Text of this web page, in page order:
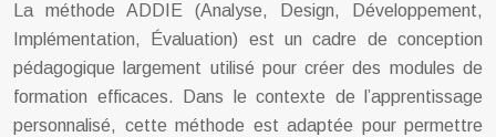
La méthode ADDIE (Analyse, Design, Développement,
Implémentation, Évaluation) est un cadre de conception
pédagogique largement utilisé pour créer des modules de
formation efficaces. Dans le contexte de l’apprentissage
personnalisé, cette méthode est adaptée pour permettre